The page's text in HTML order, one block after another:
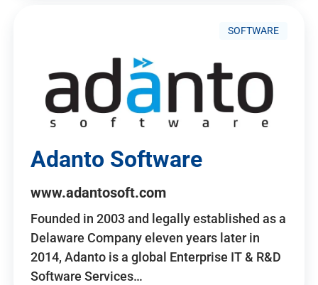
SOFTWARE
Adanto Software
www.adantosoft.com
Founded in 2003 and legally established as a
Delaware Company eleven years later in
2014, Adanto is a global Enterprise IT & R&D
Software Services…